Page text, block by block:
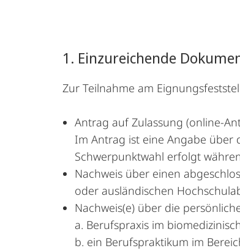
1. Einzureichende
Zur Teilnahme am
Antrag auf Zulassung (online-
Im Antrag ist eine Angabe über
Schwerpunktwahl erfolgt
Nachweis über einen
oder ausländischen
Nachweis(e) über die
a. Berufspraxis im
b. ein Berufspraktikum im